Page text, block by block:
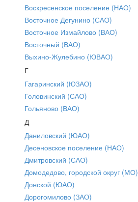
Воскресенское поселение (НАО)
Восточное Дегунино (САО)
Восточное Измайлово (ВАО)
Восточный (ВАО)
Выхино-Жулебино (ЮВАО)
Г
Гагаринский (ЮЗАО)
Головинский (САО)
Гольяново (ВАО)
Д
Даниловский (ЮАО)
Десеновское поселение (НАО)
Дмитровский (САО)
Домодедово, городской округ (МО)
Донской (ЮАО)
Дорогомилово (ЗАО)